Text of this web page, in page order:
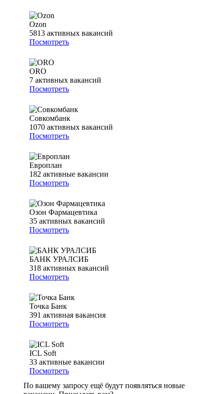
Ozon
5813 активных вакансий
Посмотреть
ORO
7 активных вакансий
Посмотреть
Совкомбанк
1070 активных вакансий
Посмотреть
Европлан
182 активные вакансии
Посмотреть
Озон Фармацевтика
35 активных вакансий
Посмотреть
БАНК УРАЛСИБ
318 активных вакансий
Посмотреть
Точка Банк
391 активная вакансия
Посмотреть
ICL Soft
33 активные вакансии
Посмотреть
По вашему запросу ещё будут появляться новые